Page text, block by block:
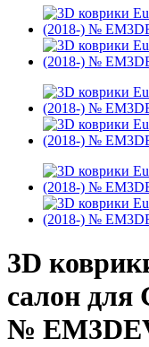
3D
салон для
№